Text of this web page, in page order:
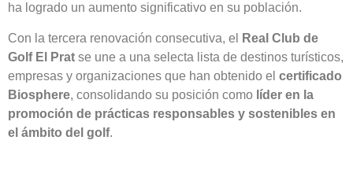
ha logrado un aumento significativo en su población.
Con la tercera renovación consecutiva, el
Real Club de
Golf El Prat se une a una selecta lista de destinos turísticos,
empresas y organizaciones que han obtenido el certificado
Biosphere, consolidando su posición como líder en la
promoción de prácticas responsables y sostenibles en
el ámbito del golf.